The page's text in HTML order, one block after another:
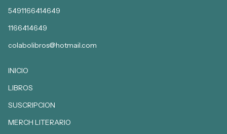
5491166414649
1166414649
colabolibros@hotmail.com
INICIO
LIBROS
SUSCRIPCION
MERCH LITERARIO